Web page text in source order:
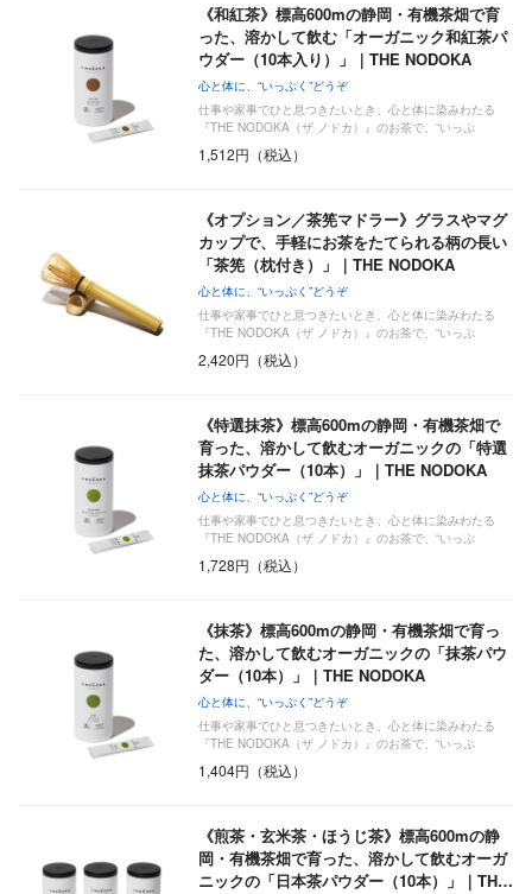
《和紅茶》標高600mの静岡・有機茶畑で育
った、溶かして飲む「オーガニック和紅茶パ
ウダー（10本入り）」｜THE NODOKA
心と体に、“いっぷく”どうぞ
仕事や家事でひと息つきたいとき、心と体に染みわたる
『THE NODOKA（ザ ノドカ）』のお茶で、“いっぷ
1,512円（税込）
《オプション／茶筅マドラー》グラスやマグ
カップで、手軽にお茶をたてられる柄の長い
「茶筅（枕付き）」｜THE NODOKA
心と体に、“いっぷく”どうぞ
仕事や家事でひと息つきたいとき、心と体に染みわたる
『THE NODOKA（ザ ノドカ）』のお茶で、“いっぷ
く”い…
2,420円（税込）
《特選抹茶》標高600mの静岡・有機茶畑で
育った、溶かして飲むオーガニックの「特選
抹茶パウダー（10本）」｜THE NODOKA
心と体に、“いっぷく”どうぞ
仕事や家事でひと息つきたいとき、心と体に染みわたる
『THE NODOKA（ザ ノドカ）』のお茶で、“いっぷ
く”い…
1,728円（税込）
《抹茶》標高600mの静岡・有機茶畑で育っ
た、溶かして飲むオーガニックの「抹茶パウ
ダー（10本）」｜THE NODOKA
心と体に、“いっぷく”どうぞ
仕事や家事でひと息つきたいとき、心と体に染みわたる
『THE NODOKA（ザ ノドカ）』のお茶で、“いっぷ
く”い…
1,404円（税込）
《煎茶・玄米茶・ほうじ茶》標高600mの静
岡・有機茶畑で育った、溶かして飲むオーガ
ニックの「日本茶パウダー（10本）」｜TH…